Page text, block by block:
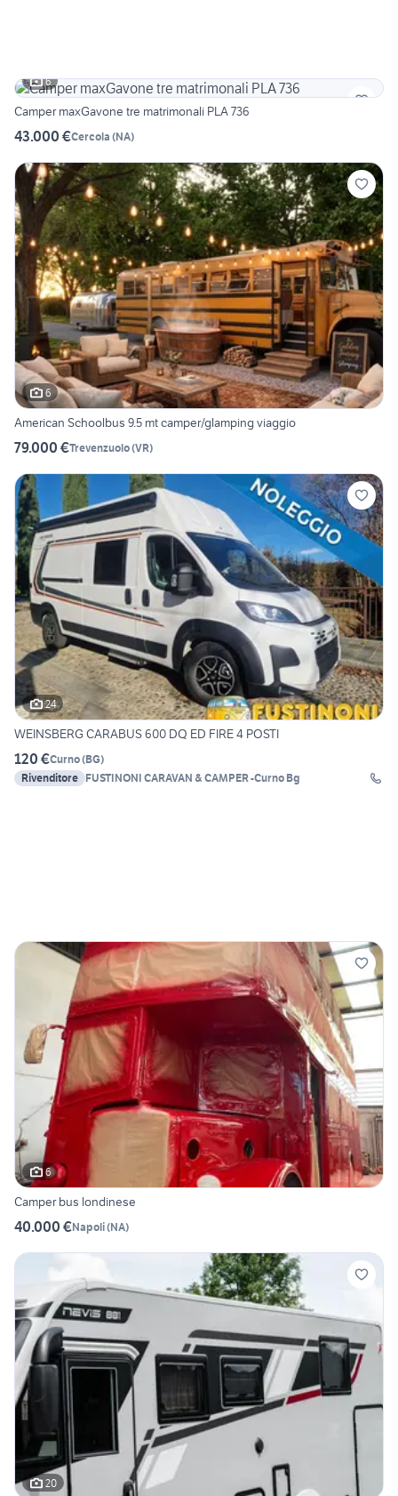
6
Camper maxGavone tre matrimonali PLA 736
43.000 €Cercola (NA)
6
American Schoolbus 9.5 mt camper/glamping viaggio
79.000 €Trevenzuolo(VR)
24
WEINSBERG CARABUS 600 DQ ED FIRE 4 POSTI
120 €Curno(BG)
Rivenditore FUSTINONI CARAVAN & CAMPER -Curno Bg
6
Camper bus londinese
40.000 €Napoli(NA)
20